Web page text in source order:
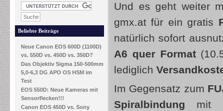
Beliebte Beiträge
Neue Canon EOS 600D (1100D)
vs. 550D vs. 450D vs. 350D?
Das Objektiv Sigma 150-500mm
5,0-6,3 DG APO OS HSM im
Test
EOS 550D: Neue Kameras mit
Sensorflecken!!!
Canon EOS 450D vs. Sony
Und es geht weiter
gmx.at für ein gratis
natürlich sofort
A6 quer Format
lediglich
Im Gegensatz zum
Spiralbindung mit